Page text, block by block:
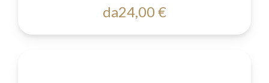
da24,00 €